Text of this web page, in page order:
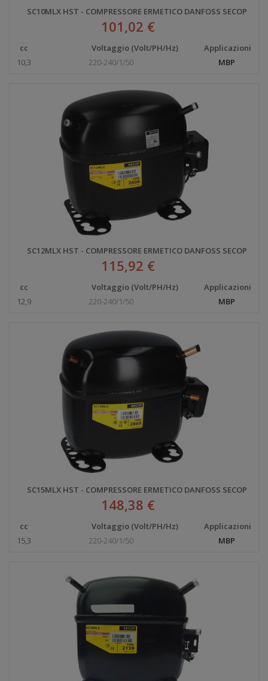
SC10MLX HST - COMPRESSORE ERMETICO DANFOSS SECOP
101,02 €
cc Voltaggio (Volt/PH/Hz)
Applicazioni
10,3
220-240/1/50 MBP
SC12MLX HST - COMPRESSORE ERMETICO DANFOSS SECOP
115,92 €
cc Voltaggio (Volt/PH/Hz)
Applicazioni
12,9
220-240/1/50 MBP
SC15MLX HST - COMPRESSORE ERMETICO DANFOSS SECOP
148,38 €
cc Voltaggio (Volt/PH/Hz)
Applicazioni
15,3
220-240/1/50 MBP